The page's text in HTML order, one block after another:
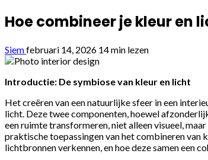
Hoe combineer je kleur en
Siemfebruari 14, 2026 14 min lezen
Introductie: De symbiose van kleur en licht
Het creëren van een natuurlijke sfeer in een
licht. Deze twee componenten, hoewel
een ruimte transformeren, niet alleen visueel,
praktische toepassingen van het combineren van
lichtbronnen verkennen, en hoe deze samen een